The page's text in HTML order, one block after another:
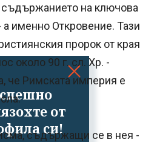
от
си!
съдържанието на ключова
а именно Откровение. Тази
пророк от края
около 90 г. сл. Хр. -
че Римската империя е
съдържащи се в нея -